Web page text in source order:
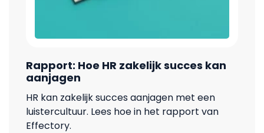
Rapport: Hoe HR zakelijk succes kan
aanjagen
HR kan zakelijk succes aanjagen met een
luistercultuur. Lees hoe in het rapport van
Effectory.